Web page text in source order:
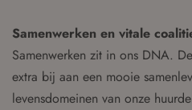
Samenwerken en vitale
Samenwerken zit in ons DNA.
extra bij aan een mooie
levensdomeinen van onze